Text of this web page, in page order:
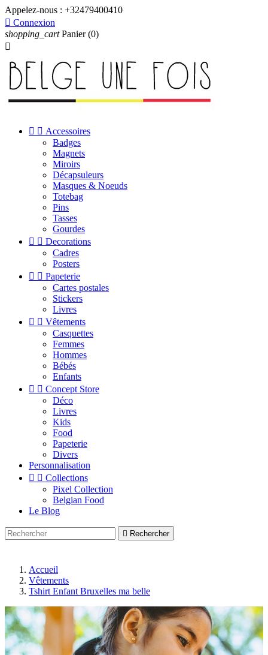
Appelez-nous : +32479400410
 Connexion
shopping_cart Panier (0)

  Accessoires
Badges
Magnets
Miroirs
Décapsuleurs
Masques & Noeuds
Totebag
Pins
Tasses
Gourdes
  Decorations
Cadres
Posters
  Papeterie
Cartes postales
Stickers
Livres
  Vêtements
Casquettes
Femmes
Hommes
Bébés
Enfants
  Concept Store
Déco
Livres
Kids
Food
Papeterie
Divers
Personnalisation
  Collections
Pixel Collection
Belgian Food
Le Blog
 Rechercher
Accueil
Vêtements
Tshirt Enfant Bruxelles ma belle